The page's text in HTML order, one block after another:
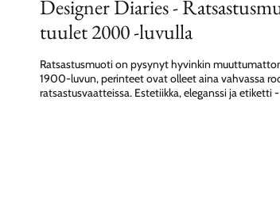
Designer Diaries -
tuulet 2000 -luvulla
Ratsastusmuoti on pysynyt hyvinkin
1900-luvun, perinteet ovat olleet aina vahvassa
ratsastusvaatteissa. Estetiikka, eleganssi ja etiketti